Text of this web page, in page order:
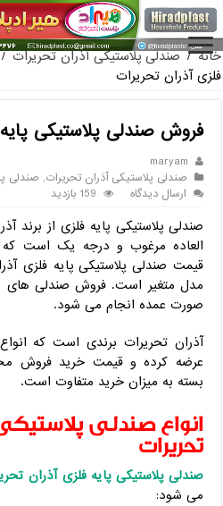
فروش گلدان پلاستیکی گلخانه
خانه / صندلی پلاستیکی آذران تحریرات /
فلزی آذران تحریرات
فروش صندلی پلاستیکی
maryam
صندلی پلاستیکی آذران تحریرات, صندلی
ارسال دیدگاه
159 بازدید
صندلی پلاستیکی پایه فلزی از برند
العاده مرغوب و درجه یک است که
قیمت صندلی پلاستیکی پایه فلزی
مدل متغیر است. فروش صندلی های
صورت عمده انجام می شود.
آذران تحریرات برندی است که
عرضه کرده و قیمت خرید فروش
بسته به میزان خرید متفاوت است.
انواع صندلی پلاستیکی
تحریرات
صندلی پلاستیکی پایه فلزی آذران
می شود: